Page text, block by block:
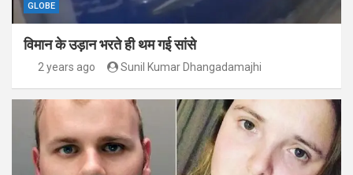
GLOBE
विमान के उड़ान भरते ही थम गई सांसे
2 years ago Sunil Kumar Dhangadamajhi